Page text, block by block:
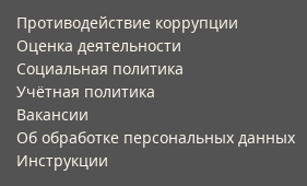
Противодействие коррупции
Оценка деятельности
Социальная политика
Учётная политика​
Вакансии​
Об обработке персональных данных​
Инструкции​